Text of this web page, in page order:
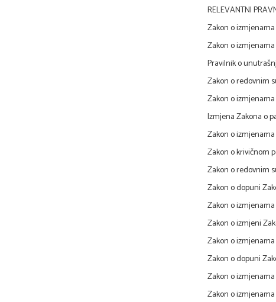
RELEVANTNI
Zakon o
Zakon o
Pravilnik o
Zakon o redovnim
Zakon o
Izmjena Zakona o
Zakon o izmjenama
Zakon o krivičnom
Zakon o redovnim
Zakon o dopuni
Zakon o
Zakon o izmjeni
Zakon o
Zakon o dopuni
Zakon o
Zakon o